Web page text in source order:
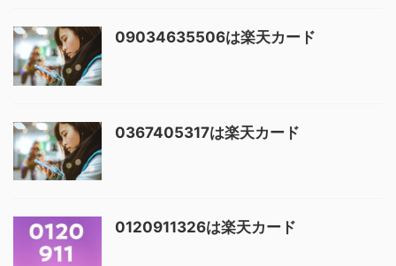
09034635506は楽天カード
0367405317は楽天カード
0120911326は楽天カード